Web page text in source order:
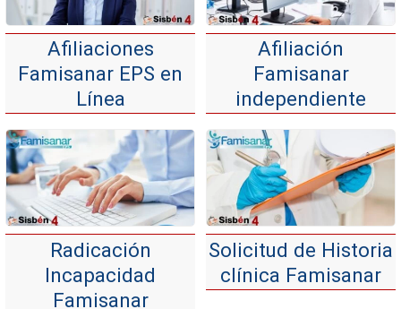
Afiliaciones
Famisanar EPS en
Línea
Afiliación
Famisanar
independiente
Radicación
Incapacidad
Famisanar
Solicitud de Historia
clínica Famisanar